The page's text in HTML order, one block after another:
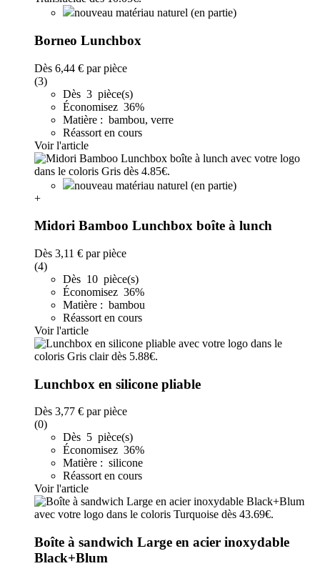
nouveau matériau naturel (en partie)
Borneo Lunchbox
Dès 6,44 € par pièce
(3)
Dès 3 pièce(s)
Économisez 36%
Matière : bambou, verre
Réassort en cours
Voir l'article
nouveau matériau naturel (en partie)
+
Midori Bamboo Lunchbox boîte à lunch
Dès 3,11 € par pièce
(4)
Dès 10 pièce(s)
Économisez 36%
Matière : bambou
Réassort en cours
Voir l'article
Lunchbox en silicone pliable
Dès 3,77 € par pièce
(0)
Dès 5 pièce(s)
Économisez 36%
Matière : silicone
Réassort en cours
Voir l'article
Boîte à sandwich Large en acier inoxydable
Black+Blum